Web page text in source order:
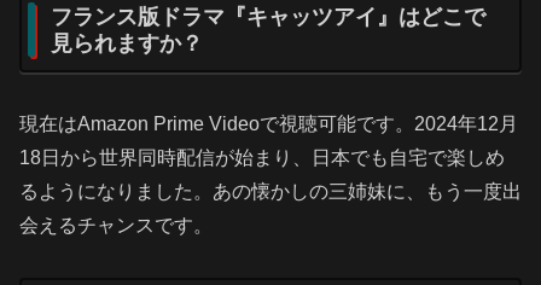
フランス版ドラマ『キャッツアイ』はどこで
見られますか？
現在はAmazon Prime Videoで視聴可能です。2024年12月
18日から世界同時配信が始まり、日本でも自宅で楽しめ
るようになりました。あの懐かしの三姉妹に、もう一度出
会えるチャンスです。